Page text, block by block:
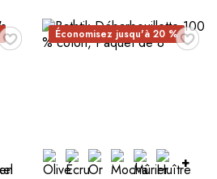
♥ ♥
Économisez jusqu'à 20 %
+